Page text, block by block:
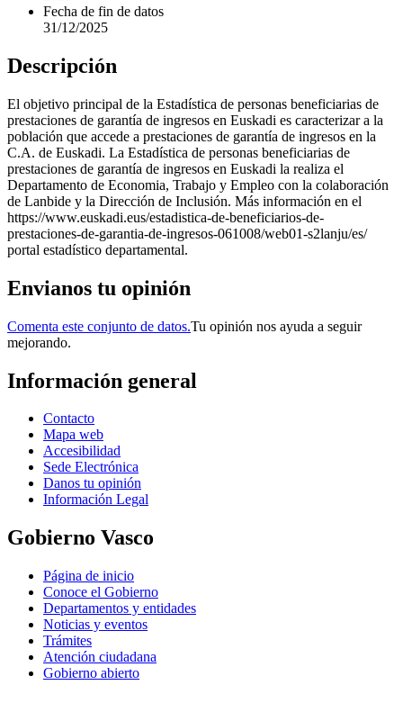
Fecha de fin de datos
31/12/2025
Descripción
El objetivo principal de la Estadística de personas beneficiarias de
prestaciones de garantía de ingresos en Euskadi es caracterizar a la
población que accede a prestaciones de garantía de ingresos en la
C.A. de Euskadi. La Estadística de personas beneficiarias de
prestaciones de garantía de ingresos en Euskadi la realiza el
Departamento de Economia, Trabajo y Empleo con la colaboración
de Lanbide y la Dirección de Inclusión. Más información en el
https://www.euskadi.eus/estadistica-de-beneficiarios-de-
prestaciones-de-garantia-de-ingresos-061008/web01-s2lanju/es/
portal estadístico departamental.
Envianos tu opinión
Comenta este conjunto de datos.Tu opinión nos ayuda a seguir
mejorando.
Información general
Contacto
Mapa web
Accesibilidad
Sede Electrónica
Danos tu opinión
Información Legal
Gobierno Vasco
Página de inicio
Conoce el Gobierno
Departamentos y entidades
Noticias y eventos
Trámites
Atención ciudadana
Gobierno abierto